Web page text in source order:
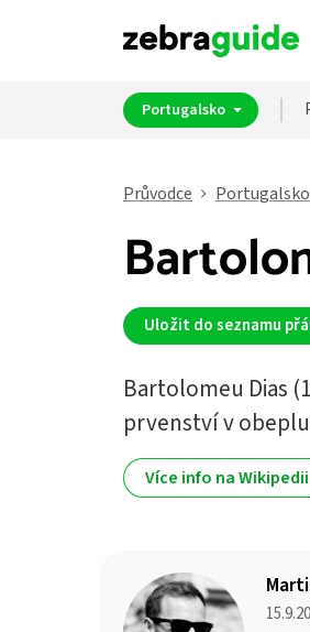
Portugalsko
Průvodce Portugalsko
Uložit do seznamu
Bartolomeu Dias
prvenství v
Více info na Wikipedii